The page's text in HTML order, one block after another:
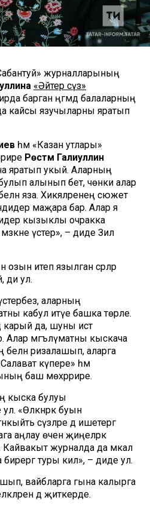
журналларының
«Әйтер сүз»
барган әңгәмәдә балаларның
кайсы язучыларны яратып
һәм «Казан утлары»
Рөстәм Галиуллин
яратып укый. Аларның
алынып бетә, чөнки алар
яза. Хикәяләренең сюжет
маҗара бар. Алар я
кызыклы очракка
үстерә», – диде Зилә
итеп язылган әсәрләр
ди ул.
аларның
кабул итүе башка төрле.
карый да, шуны истә
Алар мәгълүматны кыскача
белән ризалашып, аларга
күпере» һәм
баш мөхәррире.
кыска булуы
ул. «Өлкәнрәк буын
сүзләре дә ишетергә
аңлау өчен җиңелрәк
журналда да мәкалә
туры килә», – диде ул.
вайбларга гына калырга
дә җиткерде.